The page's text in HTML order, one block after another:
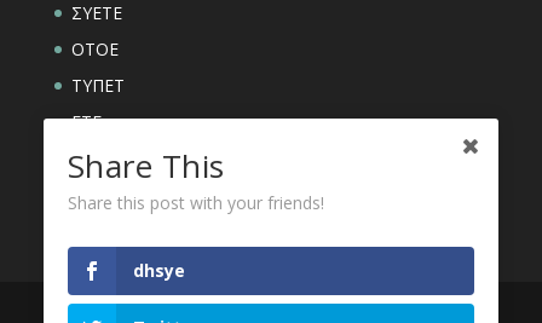
ΣΥΕΤΕ
ΟΤΟΕ
ΤΥΠΕΤ
ΕΤΕ
ΑΣΦΑΛΙΣΤΙΚΟΙ ΟΡΓΑΝΙΣΜΟΙ ΕΤΕ
Share This
Share this post with your friends!
dhsye